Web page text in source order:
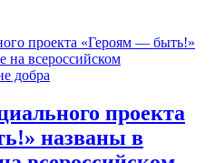
проекта
названы в